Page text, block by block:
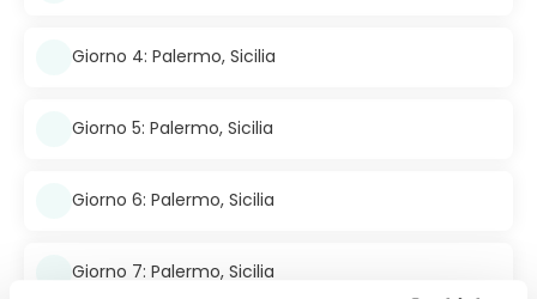
Giorno 4: Palermo, Sicilia
Giorno 5: Palermo, Sicilia
Giorno 6: Palermo, Sicilia
Giorno 7: Palermo, Sicilia